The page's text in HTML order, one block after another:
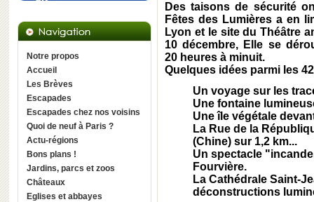
Notre propos
Accueil
Les Brèves
Escapades
Escapades chez nos voisins
Quoi de neuf à Paris ?
Actu-régions
Bons plans !
Jardins, parcs et zoos
Châteaux
Eglises et abbayes
Des taisons de sécurité
Fêtes des Lumières a en
Lyon et le site du Théâtre
10 décembre, Elle se
20 heures à minuit.
Quelques idées parmi les
Un voyage sur les
Une fontaine
Une île végétale
La Rue de la
(Chine) sur 1,2 km...
Un spectacle
Fourvière.
La Cathédrale Saint-
déconstructions